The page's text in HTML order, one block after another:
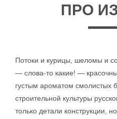
ПРО
Потоки и курицы, шеломы и
— слова-то какие! —
густым ароматом смолистых
строительной культуры
только детали конструкции,